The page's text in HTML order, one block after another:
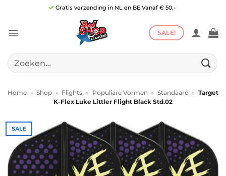
inhoud
Gratis verzending in NL en BE Vanaf € 50,-
SALE!
Zoeken
naar:
Home » Shop » Flights » Populiare Vormen » Standaard » Target
K-Flex Luke Littler Flight Black Std.02
SALE